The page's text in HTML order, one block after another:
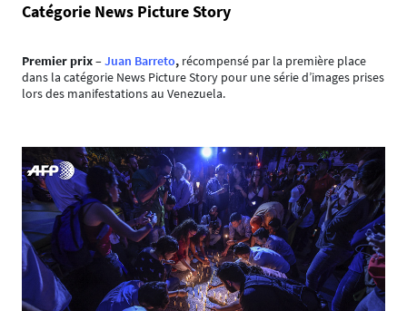
Catégorie News Picture Story
Premier prix–Juan Barreto, récompensé par la première place
dans la catégorie News Picture Story pour une série d’images prises
lors des manifestations au Venezuela.